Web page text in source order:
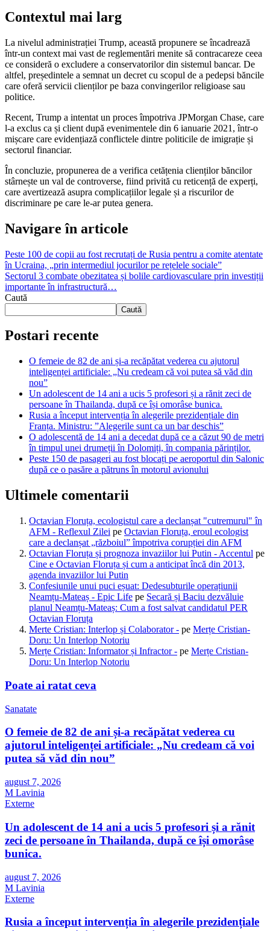
Contextul mai larg
La nivelul administrației Trump, această propunere se încadrează
într-un context mai vast de reglementări menite să contracareze ceea
ce consideră o excludere a conservatorilor din sistemul bancar. De
altfel, președintele a semnat un decret cu scopul de a pedepsi băncile
care oferă servicii clienților pe baza convingerilor religioase sau
politice.
Recent, Trump a intentat un proces împotriva JPMorgan Chase, care
l-a exclus ca și client după evenimentele din 6 ianuarie 2021, într-o
mișcare care evidențiază conflictele dintre politicile de imigrație și
sectorul financiar.
În concluzie, propunerea de a verifica cetățenia clienților băncilor
stârnește un val de controverse, fiind privită cu reticență de experți,
care avertizează asupra complicațiilor legale și a riscurilor de
discriminare pe care le-ar putea genera.
Navigare în articole
Peste 100 de copii au fost recrutați de Rusia pentru a comite atentate
în Ucraina, „prin intermediul jocurilor pe rețelele sociale”
Sectorul 3 combate obezitatea și bolile cardiovasculare prin investiții
importante în infrastructură…
Caută
Caută
Postari recente
O femeie de 82 de ani și-a recăpătat vederea cu ajutorul
inteligenței artificiale: „Nu credeam că voi putea să văd din
nou”
Un adolescent de 14 ani a ucis 5 profesori și a rănit zeci de
persoane în Thailanda, după ce își omorâse bunica.
Rusia a început intervenția în alegerile prezidențiale din
Franța. Ministru: ”Alegerile sunt ca un bar deschis”
O adolescentă de 14 ani a decedat după ce a căzut 90 de metri
în timpul unei drumeții în Dolomiți, în compania părinților.
Peste 150 de pasageri au fost blocați pe aeroportul din Salonic
după ce o pasăre a pătruns în motorul avionului
Ultimele comentarii
Octavian Floruța, ecologistul care a declanșat "cutremurul" în
AFM - Reflexul Zilei pe Octavian Floruța, eroul ecologist
care a declanșat „războiul” împotriva corupției din AFM
Octavian Floruța și prognoza invaziilor lui Putin - Accentul pe
Cine e Octavian Floruța și cum a anticipat încă din 2013,
agenda invaziilor lui Putin
Confesiunile unui puci eșuat: Dedesubturile operațiunii
Neamțu-Mateaș - Epic Life pe Secară și Baciu dezvăluie
planul Neamțu-Mateaș: Cum a fost salvat candidatul PER
Octavian Floruța
Merte Cristian: Interlop și Colaborator - pe Merțe Cristian-
Doru: Un Interlop Notoriu
Merțe Cristian: Informator și Infractor - pe Merțe Cristian-
Doru: Un Interlop Notoriu
Poate ai ratat ceva
Sanatate
O femeie de 82 de ani și-a recăpătat vederea cu
ajutorul inteligenței artificiale: „Nu credeam că voi
putea să văd din nou”
august 7, 2026
M Lavinia
Externe
Un adolescent de 14 ani a ucis 5 profesori și a rănit
zeci de persoane în Thailanda, după ce își omorâse
bunica.
august 7, 2026
M Lavinia
Externe
Rusia a început intervenția în alegerile prezidențiale